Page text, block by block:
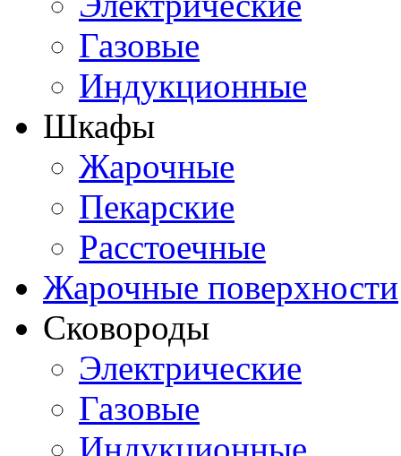
Газовые
Индукционные
Шкафы
Жарочные
Пекарские
Расстоечные
Жарочные поверхности
Сковороды
Электрические
Газовые